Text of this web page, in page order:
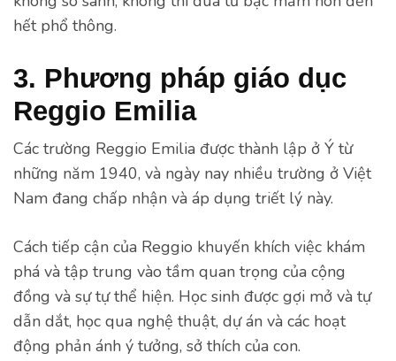
hết phổ thông.
3. Phương pháp giáo dục
Reggio Emilia
Các trường Reggio Emilia được thành lập ở Ý từ
những năm 1940, và ngày nay nhiều trường ở Việt
Nam đang chấp nhận và áp dụng triết lý này.
Cách tiếp cận của Reggio khuyến khích việc khám
phá và tập trung vào tầm quan trọng của cộng
đồng và sự tự thể hiện. Học sinh được gợi mở và tự
dẫn dắt, học qua nghệ thuật, dự án và các hoạt
động phản ánh ý tưởng, sở thích của con.